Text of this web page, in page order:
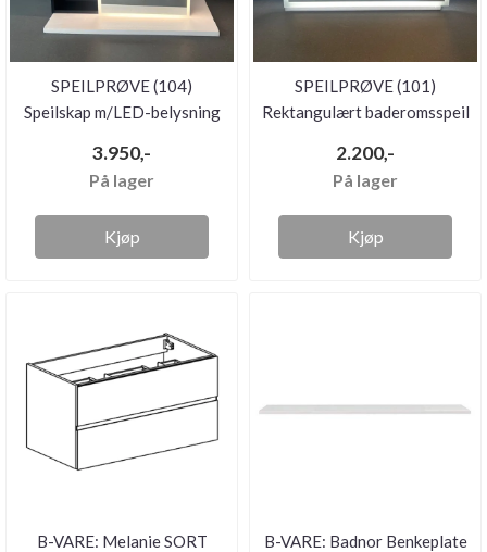
SPEILPRØVE (104)
Speilskap m/LED-belysning
3.950,-
På lager
Kjøp
SPEILPRØVE (101)
Rektangulært baderomsspeil
2.200,-
På lager
Kjøp
B-VARE: Melanie SORT
B-VARE: Badnor Benkeplate